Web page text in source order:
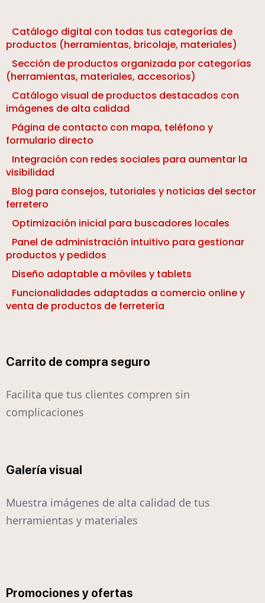
Catálogo digital con todas tus categorías de
productos (herramientas, bricolaje, materiales)
Sección de productos organizada por categorías
(herramientas, materiales, accesorios)
Catálogo visual de productos destacados con
imágenes de alta calidad
Página de contacto con mapa, teléfono y
formulario directo
Integración con redes sociales para aumentar la
visibilidad
Blog para consejos, tutoriales y noticias del sector
ferretero
Optimización inicial para buscadores locales
Panel de administración intuitivo para gestionar
productos y pedidos
Diseño adaptable a móviles y tablets
Funcionalidades adaptadas a comercio online y
venta de productos de ferretería
Carrito de compra seguro
Facilita que tus clientes compren sin
complicaciones
Galería visual
Muestra imágenes de alta calidad de tus
herramientas y materiales
Promociones y ofertas